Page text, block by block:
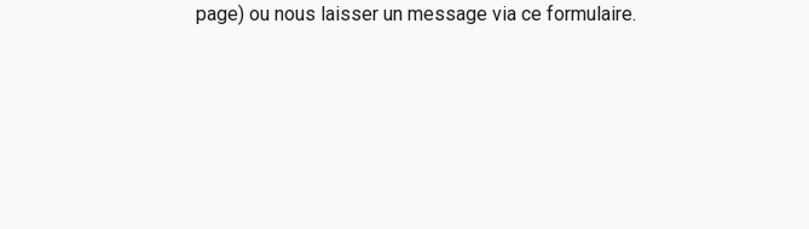
page) ou nous laisser un message via ce formulaire.